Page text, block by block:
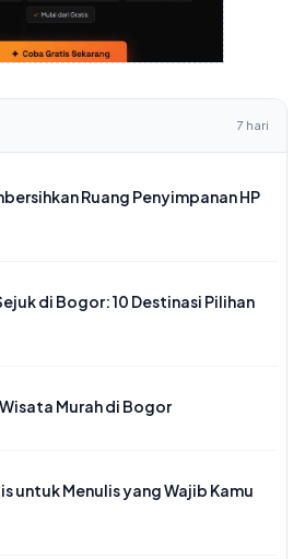
7 hari
Ruang Penyimpanan HP
di Bogor: 10 Destinasi Pilihan
Murah di Bogor
untuk Menulis yang Wajib Kamu